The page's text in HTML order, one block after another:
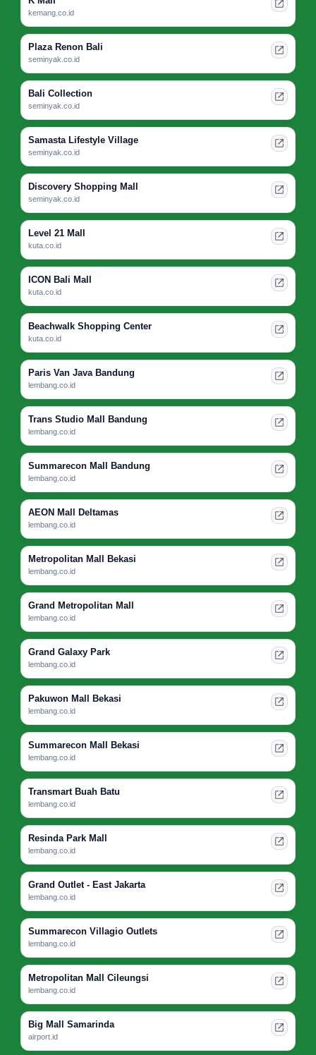
kemang.co.id
Plaza Renon Bali
seminyak.co.id
Bali Collection
seminyak.co.id
Samasta Lifestyle Village
seminyak.co.id
Discovery Shopping Mall
seminyak.co.id
Level 21 Mall
kuta.co.id
ICON Bali Mall
kuta.co.id
Beachwalk Shopping Center
kuta.co.id
Paris Van Java Bandung
lembang.co.id
Trans Studio Mall Bandung
lembang.co.id
Summarecon Mall Bandung
lembang.co.id
AEON Mall Deltamas
lembang.co.id
Metropolitan Mall Bekasi
lembang.co.id
Grand Metropolitan Mall
lembang.co.id
Grand Galaxy Park
lembang.co.id
Pakuwon Mall Bekasi
lembang.co.id
Summarecon Mall Bekasi
lembang.co.id
Transmart Buah Batu
lembang.co.id
Resinda Park Mall
lembang.co.id
Grand Outlet - East Jakarta
lembang.co.id
Summarecon Villagio Outlets
lembang.co.id
Metropolitan Mall Cileungsi
lembang.co.id
Big Mall Samarinda
airport.id